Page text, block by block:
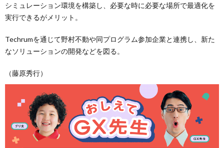
シミュレーション環境を構築し、必要な時に必要な場所で最適化を
実行できるがメリット。
Techrumを通じて野村不動や同プログラム参加企業と連携し、新た
なソリューションの開発などを図る。
（藤原秀行）